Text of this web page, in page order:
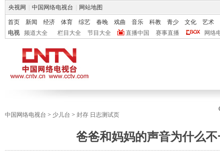
央视网 中国网络电视台 网站地图
首页 新闻 经济 体育 综艺 春晚 戏曲 音乐 科教 青少 文化
艺术
电视
频道大全 栏目大全 节目大全 直播中国 赛事直播 网络
中国网络电视台 > 少儿台 > 封存 日志测试页
爸爸和妈妈的声音为什么不